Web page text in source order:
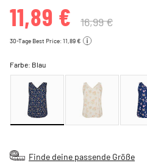
11,89 € 16,99 €
30-Tage Best Price: 11,89 €
Farbe: Blau
Finde deine passende Größe